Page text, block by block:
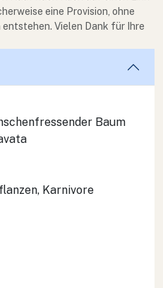
eine Provision, ohne
Vielen Dank für Ihre
Baum
Karnivore